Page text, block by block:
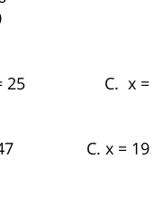
25 C. x =
C. x = 19